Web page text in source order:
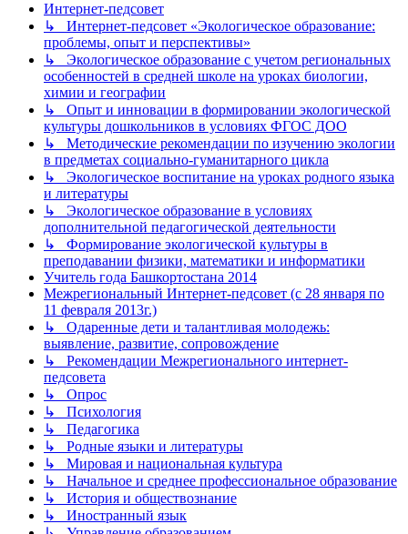
Интернет-педсовет
↳ Интернет-педсовет «Экологическое образование:
проблемы, опыт и перспективы»
↳ Экологическое образование с учетом региональных
особенностей в средней школе на уроках биологии,
химии и географии
↳ Опыт и инновации в формировании экологической
культуры дошкольников в условиях ФГОС ДОО
↳ Методические рекомендации по изучению экологии
в предметах социально-гуманитарного цикла
↳ Экологическое воспитание на уроках родного языка
и литературы
↳ Экологическое образование в условиях
дополнительной педагогической деятельности
↳ Формирование экологической культуры в
преподавании физики, математики и информатики
Учитель года Башкортостана 2014
Межрегиональный Интернет-педсовет (с 28 января по
11 февраля 2013г.)
↳ Одаренные дети и талантливая молодежь:
выявление, развитие, сопровождение
↳ Рекомендации Межрегионального интернет-
педсовета
↳ Опрос
↳ Психология
↳ Педагогика
↳ Родные языки и литературы
↳ Мировая и национальная культура
↳ Начальное и среднее профессиональное образование
↳ История и обществознание
↳ Иностранный язык